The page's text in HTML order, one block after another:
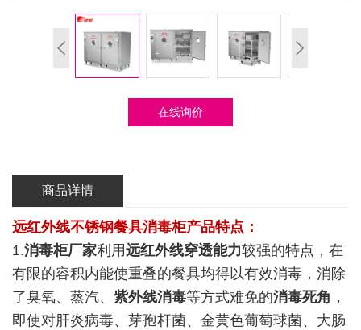
在线询价
商品详情
远红外线不锈钢餐具消毒柜产品特点：
1.消毒柜厂家利用远红外线穿透能力较强的特点，在
有限的容积内能使重叠的餐具均得以有效消毒，消除
了臭氧、蒸汽、 紫外线消毒等方式难免的消毒死角 ，
即使对肝炎病毒、芽孢杆菌、金黄色葡萄球菌、大肠